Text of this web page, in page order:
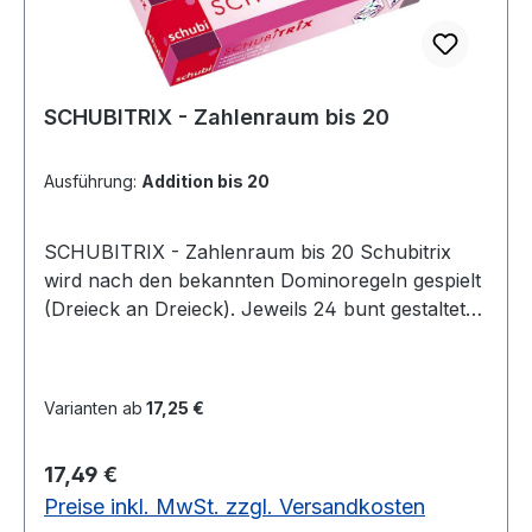
Zehnerüberschreiten, ab 2. Schuljahr
Schulform: Grundschule, Grundschule 5/6
Schulfach: Mathematik Klassenstufe: 2.
Schuljahr Abmessung: 11,6 x 18,3 cm Einbandart:
SCHUBITRIX - Zahlenraum bis 20
Ausführung: Addition bis 20
SCHUBITRIX - Zahlenraum bis 20 Schubitrix
wird nach den bekannten Dominoregeln gespielt
(Dreieck an Dreieck). Jeweils 24 bunt gestaltete
Während des Rechnens fügt sich Dreieck an
die eine rasche Selbstkontrolle ermöglicht. Die
Spiele eignen sich für den Einsatz in den ersten
Varianten ab 17,25 €
Regulärer Preis:
17,49 €
Preise inkl. MwSt. zzgl. Versandkosten